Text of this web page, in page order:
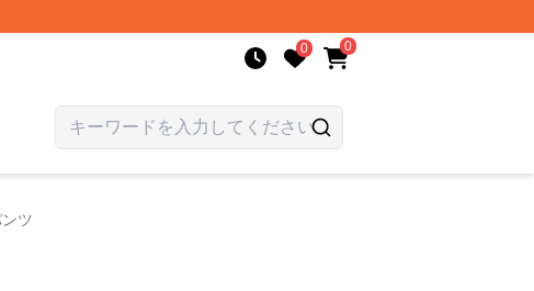
0 0
ツ